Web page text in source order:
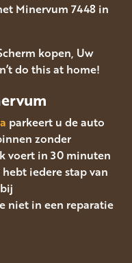
Minervum 7448 in
kopen, Uw
do this at home!
parkeert u de auto
zonder
voert in 30 minuten
iedere stap van
niet in een reparatie